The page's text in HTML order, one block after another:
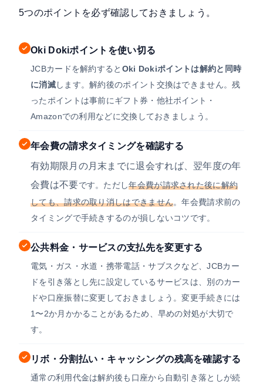
5つのポイントを必ず確認しておきましょう。
Oki Dokiポイントを使い切る
JCBカードを解約すると Oki Dokiポイントは解約と同時
に消滅します。解約後のポイント交換はできません。残
ったポイントは事前にギフト券・他社ポイント・
Amazonでの利用などに交換しておきましょう。
年会費の請求タイミングを確認する
有効期限月の月末までに退会すれば、翌年度の年
会費は不要です。ただし年会費が請求された後に解約
しても、請求の取り消しはできません。年会費請求前の
タイミングで手続きするのが損しないコツです。
公共料金・サービスの支払先を変更する
電気・ガス・水道・携帯電話・サブスクなど、JCBカー
ドを引き落とし先に設定しているサービスは、別のカー
ドや口座振替に変更しておきましょう。変更手続きには
1〜2か月かかることがあるため、早めの対処が大切で
す。
リボ・分割払い・キャッシングの残高を確認する
通常の利用代金は解約後も口座から自動引き落としが続